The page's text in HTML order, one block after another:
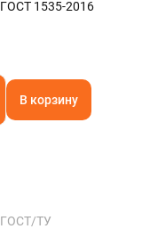
ГОСТ 1535-2016
В корзину
ГОСТ/ТУ